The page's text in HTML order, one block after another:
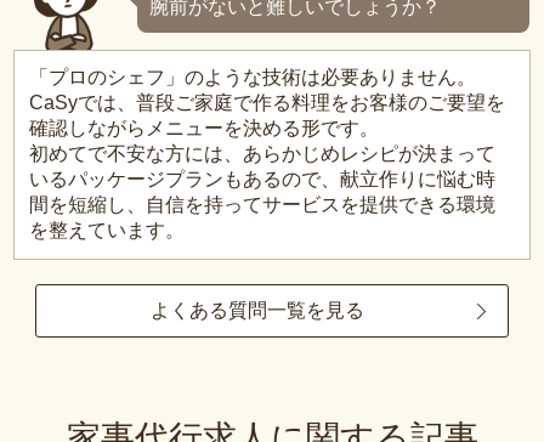
腕前がないと難しいでしょうか？
「プロのシェフ」のような技術は必要ありません。
CaSyでは、普段ご家庭で作る料理をお客様のご要望を
確認しながらメニューを決める形です。
初めてで不安な方には、あらかじめレシピが決まって
いるパッケージプランもあるので、献立作りに悩む時
間を短縮し、自信を持ってサービスを提供できる環境
を整えています。
よくある質問一覧を見る